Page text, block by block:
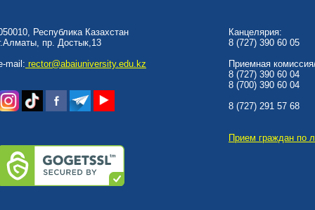
Республика Казахстан
пр. Достык,13
mail: rector@abaiuniversity.edu.kz
Канцелярия:
8 (727) 390 60 05
Приемная
8 (727) 390 60 04
8 (700) 390 60 04
8 (727) 291 57 68
Прием граждан по